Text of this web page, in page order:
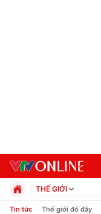
THẾ GIỚI
Chính trị
Tin tức Thế giới đó đây